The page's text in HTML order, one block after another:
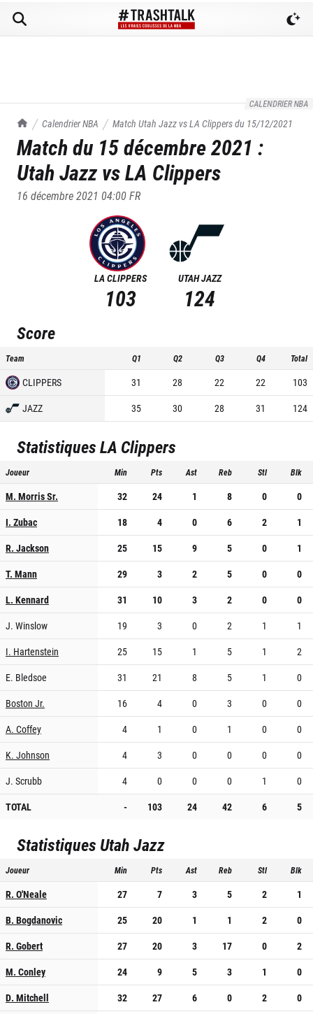
CALENDRIER NBA
TrashTalk Actu NBA
Calendrier NBA Match Utah Jazz vsLA Clippersdu 15/12/2021
Match du 15 décembre 2021 :
Utah Jazz vsLA Clippers
16 décembre 2021 04:00FR
LA CLIPPERS
103
UTAH JAZZ
124
Score
Team Q1 Q2 Q3 Q4 Total
CLIPPERS 31 28 22 22
103
JAZZ
35 30 28 31 124
StatistiquesLA Clippers
Joueur Min Pts Ast Reb Stl Blk
M. Morris Sr. 32 24 1 8 0
0
I. Zubac
18 4 0 6 2
1
R. Jackson
25 15 9 5 0
1
T. Mann
29 3 2 5 0
0
L. Kennard
31 10 3 2 0
0
J. Winslow
19 3 0 2 1
1
I. Hartenstein
25 15 1 5 1
2
E. Bledsoe
31 21 8 5 1
0
Boston Jr.
16 4 0 3 0
0
A. Coffey
4 1 0 1 0
0
K. Johnson
4 3 0 0 0
0
J. Scrubb
4 0 0 0 1
0
TOTAL
- 103 24 42 6 5
Statistiques Utah Jazz
Joueur Min Pts Ast Reb Stl Blk
R. O'Neale 27 7 3 5 2
1
B. Bogdanovic
25 20 1 1 2
0
R. Gobert
27 20 3 17 0
2
M. Conley
24 9 5 3 1
0
D. Mitchell
32 27 6 0 2
0